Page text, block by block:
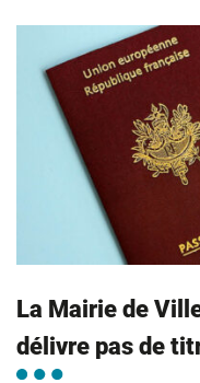
La Mairie de
délivre pas de